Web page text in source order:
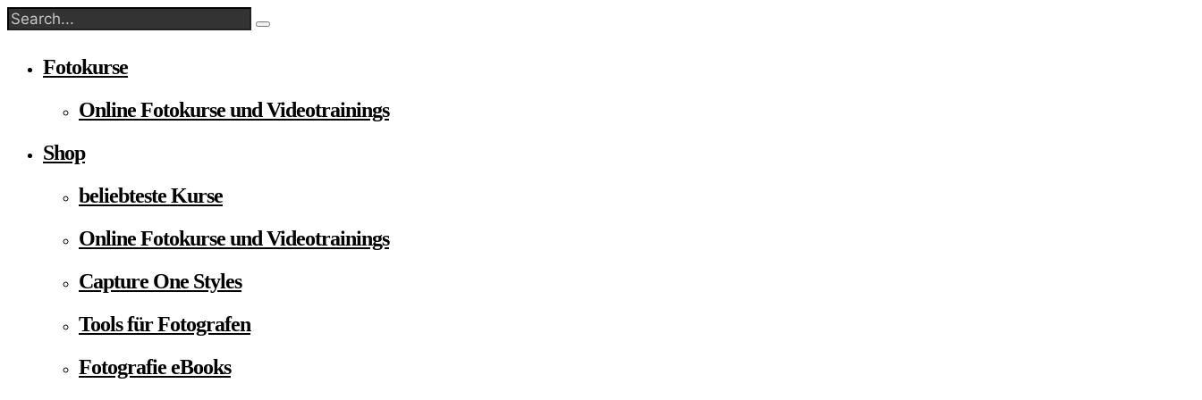
Fotokurse
Online Fotokurse und Videotrainings
Shop
beliebteste Kurse
Online Fotokurse und Videotrainings
Capture One Styles
Tools für Fotografen
Fotografie eBooks